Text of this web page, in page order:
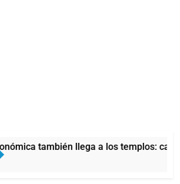
también llega a los templos: